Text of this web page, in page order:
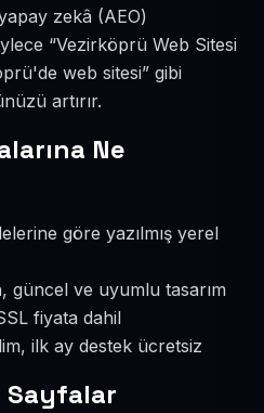
zekâ (AEO)
“Vezirköprü Web Sitesi
web sitesi” gibi
artırır.
Ne
göre yazılmış yerel
güncel ve uyumlu tasarım
fiyata dahil
ilk ay destek ücretsiz
Sayfalar